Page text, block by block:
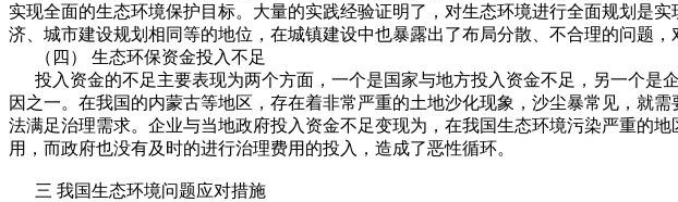
实现全面的生态环境保护目标。大量的实践经验证明了，对生态环境进行全面规划是
济、城市建设规划相同等的地位，在城镇建设中也暴露出了布局分散、不合理的问题
（四） 生态环保资金投入不足
投入资金的不足主要表现为两个方面，一个是国家与地方投入资金不足，另一个是
因之一。在我国的内蒙古等地区，存在着非常严重的土地沙化现象，沙尘暴常见，就
法满足治理需求。企业与当地政府投入资金不足变现为，在我国生态环境污染严重的
用，而政府也没有及时的进行治理费用的投入，造成了恶性循环。
三 我国生态环境问题应对措施